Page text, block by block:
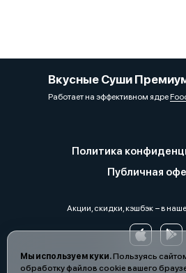
Мы используем куки.Пользуясь
обработку файлов cookie вашего
Вкусные Суши
Работает на эффективном ядре
Политика
Публичная
Акции, скидки, кэшбэк − в